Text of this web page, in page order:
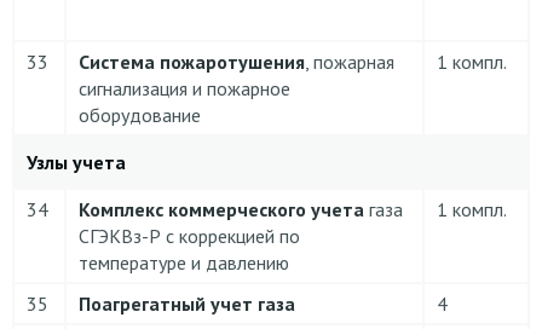
33 Система пожаротушения , пожарная
сигнализация и пожарное
оборудование
1 компл.
Узлы учета
34
Комплекс коммерческого учета газа
СГЭКВз-Р с коррекцией по
температуре и давлению
1 компл.
35 Поагрегатный учет газа
4